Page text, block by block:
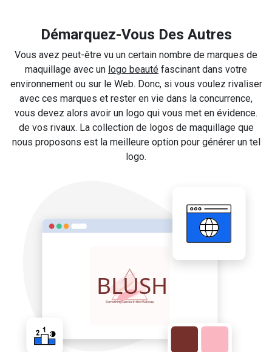
Démarquez-Vous Des Autres
Vous avez peut-être vu un certain nombre de marques de
maquillage avec un logo beauté fascinant dans votre
environnement ou sur le Web. Donc, si vous voulez rivaliser
avec ces marques et rester en vie dans la concurrence,
vous devez alors avoir un logo qui vous met en évidence.
de vos rivaux. La collection de logos de maquillage que
nous proposons est la meilleure option pour générer un tel
logo.